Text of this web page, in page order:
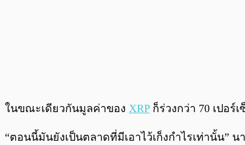
ในขณะเดียวกันมูลค่าของ XRPก็ร่วงกว่า 70 เปอร์
“ตอนนี้มันยังเป็นตลาดที่มีเอาไว้เก็งกำไรเท่านั้น”